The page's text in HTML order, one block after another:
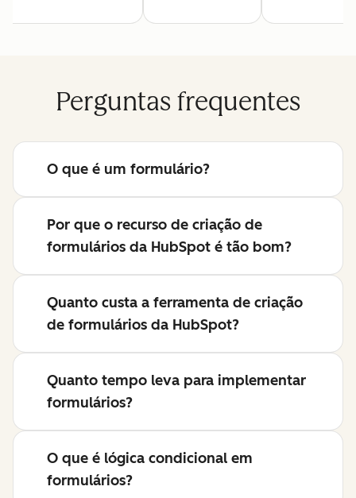
Perguntas frequentes
O que é um formulário?
Por que o recurso de criação de
formulários da HubSpot é tão bom?
Quanto custa a ferramenta de criação
de formulários da HubSpot?
Quanto tempo leva para implementar
formulários?
O que é lógica condicional em
formulários?